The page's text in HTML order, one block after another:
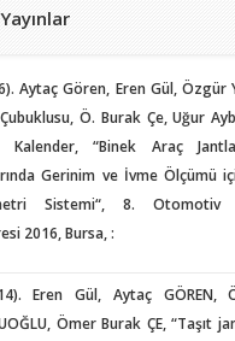
Aytaç Gören, Eren Gül, Özgür
Ö. Burak Çe, Uğur
Kalender, “Binek Araç
Gerinim ve İvme Ölçümü
Sistemi“, 8. Otomotiv
2016, Bursa, :
Eren Gül, Aytaç GÖREN,
Ömer Burak ÇE, “Taşıt